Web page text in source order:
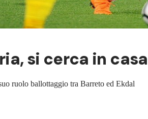
si cerca in
ruolo ballottaggio tra Barreto ed Ekdal